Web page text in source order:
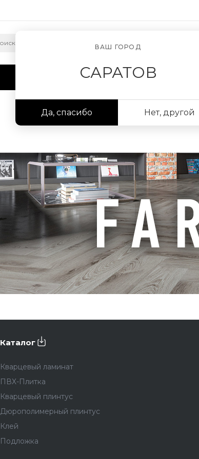
ВАШ ГОРОД
САРАТОВ
Да, спасибо Нет, другой
Сотрудничество Информация
Каталог
Кварцевый ламинат
ПВХ-Плитка
Кварцевый плинтус
Дюрополимерный плинтус
Клей
Подложка